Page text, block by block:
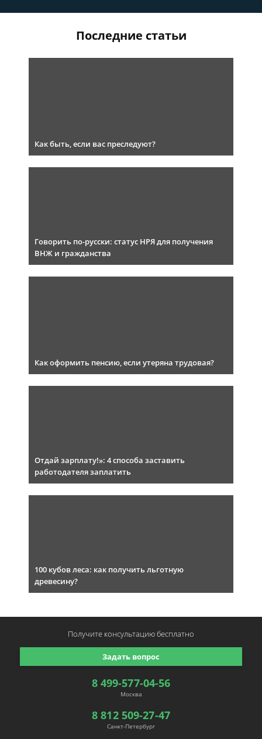
Последние статьи
Как быть, если вас преследуют?
Говорить по-русски: статус НРЯ для получения
ВНЖ и гражданства
Как оформить пенсию, если утеряна трудовая?
Отдай зарплату!»: 4 способа заставить
работодателя заплатить
100 кубов леса: как получить льготную
древесину?
8 499-577-04-56
Москва
8 812 509-27-47
Санкт-Петербург
Задать вопрос
Получите консультациюбесплатно